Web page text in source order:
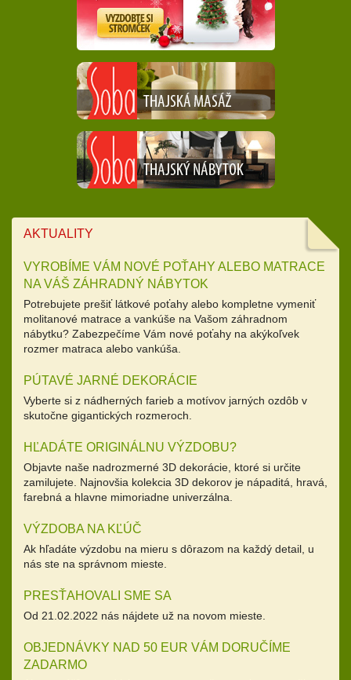
AKTUALITY
VYROBÍME VÁM NOVÉ POŤAHY ALEBO MATRACE
NA VÁŠ ZÁHRADNÝ NÁBYTOK
Potrebujete prešiť látkové poťahy alebo kompletne vymeniť
molitanové matrace a vankúše na Vašom záhradnom
nábytku? Zabezpečíme Vám nové poťahy na akýkoľvek
rozmer matraca alebo vankúša.
PÚTAVÉ JARNÉ DEKORÁCIE
Vyberte si z nádherných farieb a motívov jarných ozdôb v
skutočne gigantických rozmeroch.
HĽADÁTE ORIGINÁLNU VÝZDOBU?
Objavte naše nadrozmerné 3D dekorácie, ktoré si určite
zamilujete. Najnovšia kolekcia 3D dekorov je nápaditá, hravá,
farebná a hlavne mimoriadne univerzálna.
VÝZDOBA NA KĽÚČ
Ak hľadáte výzdobu na mieru s dôrazom na každý detail, u
nás ste na správnom mieste.
PRESŤAHOVALI SME SA
Od 21.02.2022 nás nájdete už na novom mieste.
OBJEDNÁVKY NAD 50 EUR VÁM DORUČÍME
ZADARMO